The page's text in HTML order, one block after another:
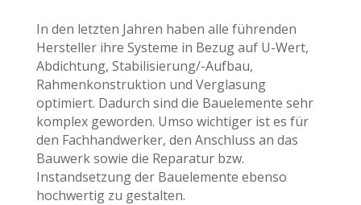
In den letzten Jahren haben alle führenden
Hersteller ihre Systeme in Bezug auf U-Wert,
Abdichtung, Stabilisierung/-Aufbau,
Rahmenkonstruktion und Verglasung
optimiert. Dadurch sind die Bauelemente sehr
komplex geworden. Umso wichtiger ist es für
den Fachhandwerker, den Anschluss an das
Bauwerk sowie die Reparatur bzw.
Instandsetzung der Bauelemente ebenso
hochwertig zu gestalten.